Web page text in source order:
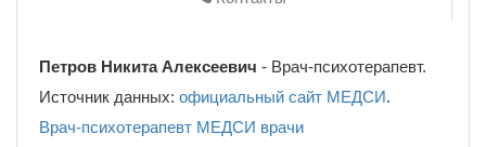
Петров Никита Алексеевич - Врач-психотерапевт.
Источник данных: официальный сайт МЕДСИ.
Врач-психотерапевт МЕДСИ врачи